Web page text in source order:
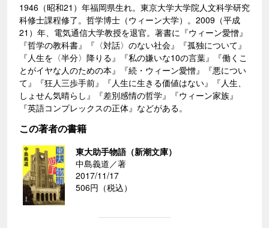
1946（昭和21）年福岡県生れ。東京大学大学院人文科学研究
科修士課程修了。哲学博士（ウィーン大学）。2009（平成
21）年、電気通信大学教授を退官。著書に『ウィーン愛憎』
『哲学の教科書』『〈対話〉のない社会』『孤独について』
『人生を〈半分〉降りる』『私の嫌いな10の言葉』『働くこ
とがイヤな人のための本』『続・ウィーン愛憎』『悪につい
て』『狂人三歩手前』『人生に生きる価値はない』『人生、
しょせん気晴らし』『差別感情の哲学』『ウィーン家族』
『英語コンプレックスの正体』などがある。
この著者の書籍
東大助手物語（新潮文庫）
中島義道／著
2017/11/17
506円（税込）